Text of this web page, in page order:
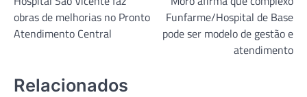
de
Post
obras de melhorias no Pronto
Atendimento Central
Funfarme/Hospital de Base
pode ser modelo de gestão e
atendimento
Relacionados